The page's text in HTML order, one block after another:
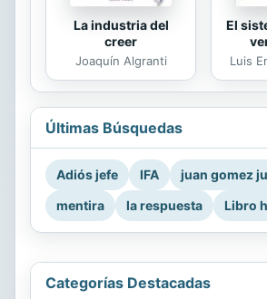
La industria del
creer
Joaquín Algranti
El
Luis
Últimas Búsquedas
Adiós jefe IFA
juan gomez
mentira
la respuesta Libro
Categorías Destacadas